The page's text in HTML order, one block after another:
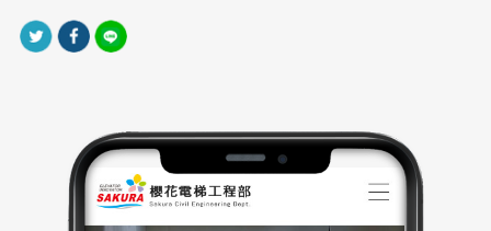
網站製作上採響應式網頁設計，無論在桌機或手機裝置